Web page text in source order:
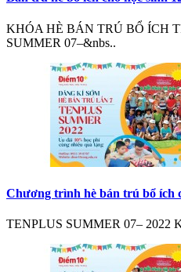
KHÓA HÈ BÁN TRÚ BỔ ÍCH
SUMMER 07–&nbs..
Chương trình hè bán trú bổ ích
TENPLUS SUMMER 07– 2022